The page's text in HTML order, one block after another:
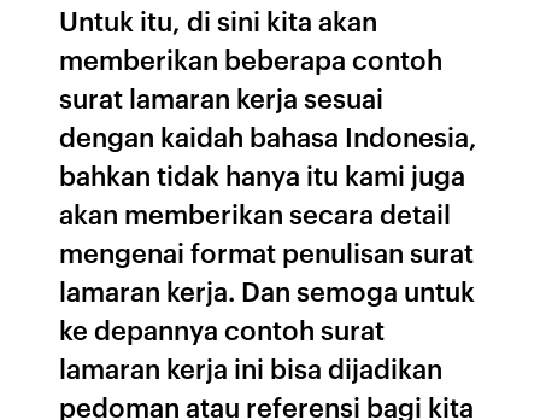
Untuk itu, di sini kita akan
memberikan beberapa contoh
surat lamaran kerja sesuai
dengan kaidah bahasa Indonesia,
bahkan tidak hanya itu kami juga
akan memberikan secara detail
mengenai format penulisan surat
lamaran kerja. Dan semoga untuk
ke depannya contoh surat
lamaran kerja ini bisa dijadikan
pedoman atau referensi bagi kita